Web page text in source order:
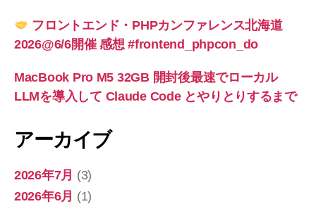
フロントエンド・PHPカンファレンス北海道
2026@6/6開催 感想 #frontend_phpcon_do
MacBook Pro M5 32GB 開封後最速でローカル
LLMを導入して Claude Code とやりとりするまで
アーカイブ
2026年7月 (3)
2026年6月 (1)